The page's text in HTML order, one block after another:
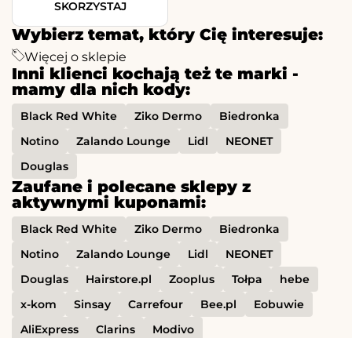
Wybierz temat, który Cię interesuje:
Więcej o sklepie
Inni klienci kochają też te marki -
mamy dla nich kody:
Black Red White Ziko Dermo
Biedronka
Notino
Zalando Lounge Lidl
NEONET
Douglas
Zaufane i polecane sklepy z
aktywnymi kuponami:
Black Red White Ziko Dermo
Biedronka
Notino
Zalando Lounge Lidl
NEONET
Douglas
Hairstore.pl Zooplus Tołpa
hebe
x-kom
Sinsay Carrefour Bee.pl
Eobuwie
AliExpress
Clarins Modivo
SKORZYSTAJ